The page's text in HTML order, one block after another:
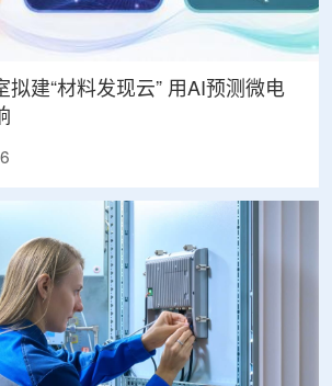
拟建“材料发现云” 用AI预测微电